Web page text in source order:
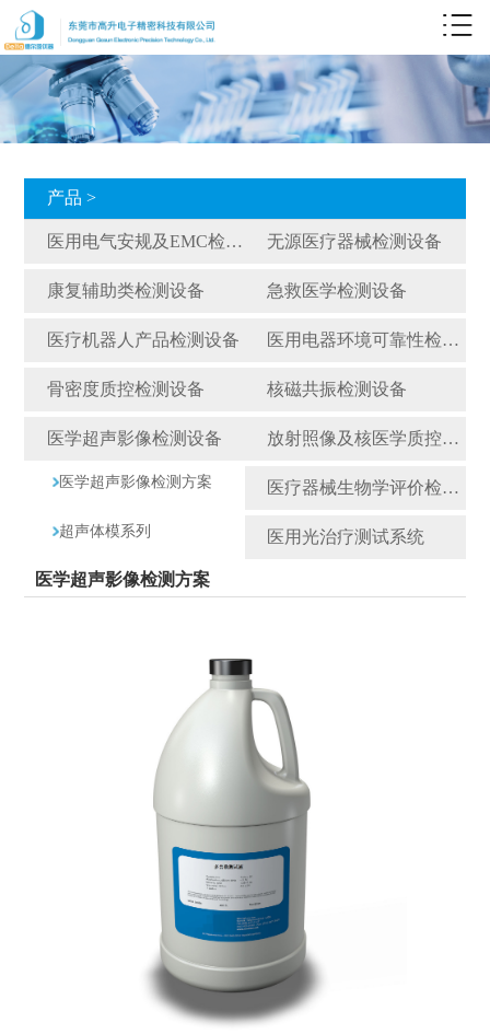
产品 >
医用电气安规及EMC检测设备 无源医疗器械检测设备
康复辅助类检测设备 急救医学检测设备
医疗机器人产品检测设备 医用电器环境可靠性检测设备
骨密度质控检测设备 核磁共振检测设备
医学超声影像检测设备
医学超声影像检测方案
超声体模系列
放射照像及核医学质控检测设备
医疗器械生物学评价检测仪器
医用光治疗测试系统
医学超声影像检测方案